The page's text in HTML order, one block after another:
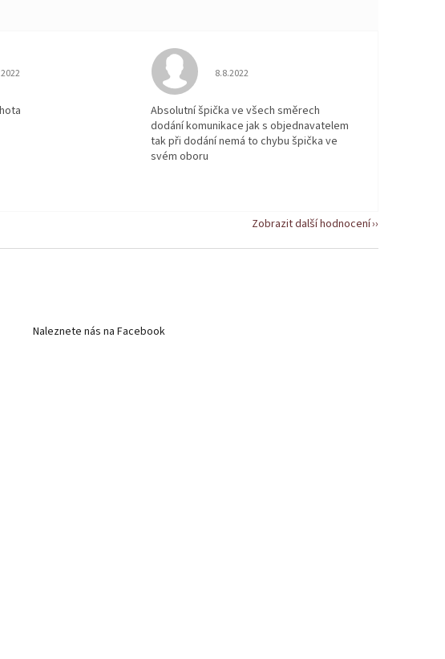
obchodu je 5 z 5 hvězdiček. Hodnocení obchodu je 5 z 5 hvězdiček.
8.8.2022
Absolutní špička ve všech směrech
dodání komunikace jak s objednavatelem
tak při dodání nemá to chybu špička ve
svém oboru
Zobrazit další hodnocení
Naleznete nás na Facebook